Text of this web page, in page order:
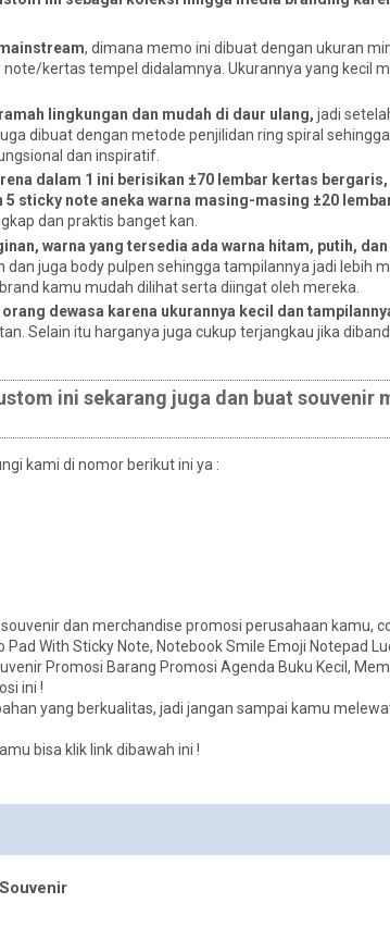
, dimana memo ini dibuat dengan ukuran
kertas tempel didalamnya. Ukurannya yang kecil
lingkungan dan mudah di daur ulang, jadi
dibuat dengan metode penjilidan ring spiral
dan inspiratif.
dalam 1 ini berisikan ±70 lembar kertas
sticky note aneka warna masing-masing ±20
dan praktis banget kan.
warna yang tersedia ada warna hitam, putih,
juga body pulpen sehingga tampilannya jadi lebih
kamu mudah dilihat serta diingat oleh mereka.
dewasa karena ukurannya kecil dan
Selain itu harganya juga cukup terjangkau jika
ini sekarang juga dan buat souvenir
kami di nomor berikut ini ya :
dan merchandise promosi perusahaan kamu,
With Sticky Note, Notebook Smile Emoji Notepad
Promosi Barang Promosi Agenda Buku Kecil,
ini !
yang berkualitas, jadi jangan sampai kamu
bisa klik link dibawah ini !